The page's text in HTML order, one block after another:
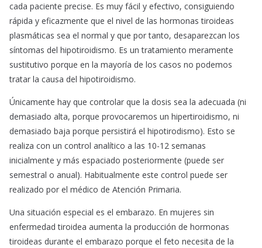
cada paciente precise. Es muy fácil y efectivo, consiguiendo
rápida y eficazmente que el nivel de las hormonas tiroideas
plasmáticas sea el normal y que por tanto, desaparezcan los
síntomas del hipotiroidismo. Es un tratamiento meramente
sustitutivo porque en la mayoría de los casos no podemos
tratar la causa del hipotiroidismo.
Únicamente hay que controlar que la dosis sea la adecuada (ni
demasiado alta, porque provocaremos un hipertiroidismo, ni
demasiado baja porque persistirá el hipotirodismo). Esto se
realiza con un control analítico a las 10-12 semanas
inicialmente y más espaciado posteriormente (puede ser
semestral o anual). Habitualmente este control puede ser
realizado por el médico de Atención Primaria.
Una situación especial es el embarazo. En mujeres sin
enfermedad tiroidea aumenta la producción de hormonas
tiroideas durante el embarazo porque el feto necesita de la